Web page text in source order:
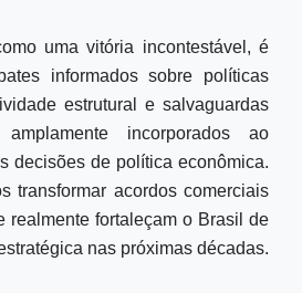
uma vitória incontestável, é
informados sobre políticas
estrutural e salvaguardas
incorporados ao
decisões de política econômica.
transformar acordos comerciais
realmente fortaleçam o Brasil de
nas próximas décadas.